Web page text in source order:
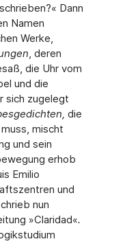
Dann
Namen
Werke,
, deren
die Uhr vom
und die
sich zugelegt
die
mischt
und sein
erhob
Emilio
und
nun
»Claridad«.